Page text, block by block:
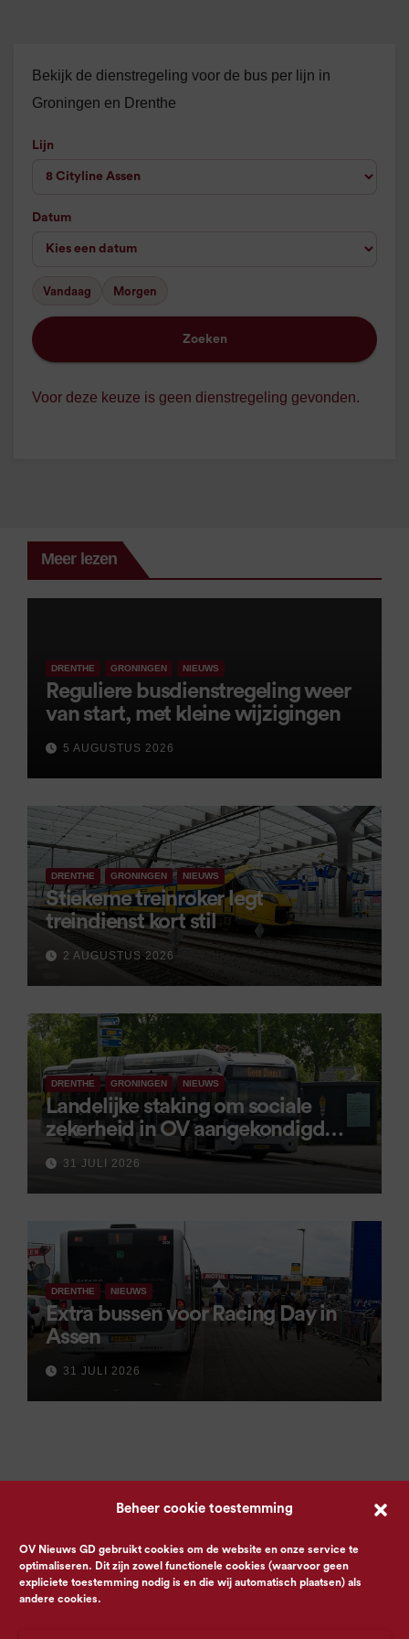
Beheer cookie toestemming
OV Nieuws GD gebruikt cookies om de website en onze service te
optimaliseren. Dit zijn zowel functionele cookies (waarvoor geen
expliciete toestemming nodig is en die wij automatisch plaatsen) als
andere cookies.
Bekijk de dienstregeling voor de bus per lijn in
Groningen en Drenthe
Lijn
Datum
Vandaag Morgen
Zoeken
Voor deze keuze is geen dienstregeling gevonden.
Meer lezen
DRENTHE GRONINGEN NIEUWS
Reguliere busdienstregeling weer
van start, met kleine wijzigingen
5 AUGUSTUS 2026
DRENTHE GRONINGEN NIEUWS
Stiekeme treinroker legt
treindienst kort stil
2 AUGUSTUS 2026
DRENTHE GRONINGEN NIEUWS
Landelijke staking om sociale
zekerheid in OV aangekondigd
voor 9 september
31 JULI 2026
DRENTHE NIEUWS
Extra bussen voor Racing Day in
Assen
31 JULI 2026